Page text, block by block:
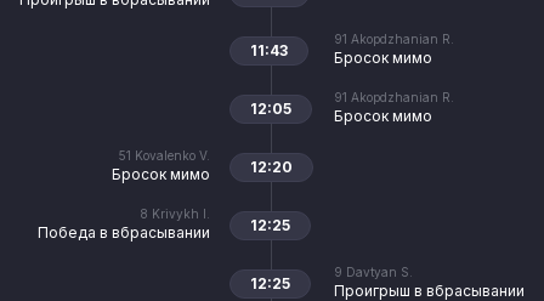
91 Akopdzhanian R.
Бросок мимо
11:43
91 Akopdzhanian R.
Бросок мимо
12:05
51 Kovalenko V.
Бросок мимо 12:20
8 Krivykh I.
Победа в вбрасывании 12:25
9 Davtyan S.
Проигрыш в вбрасывании
12:25